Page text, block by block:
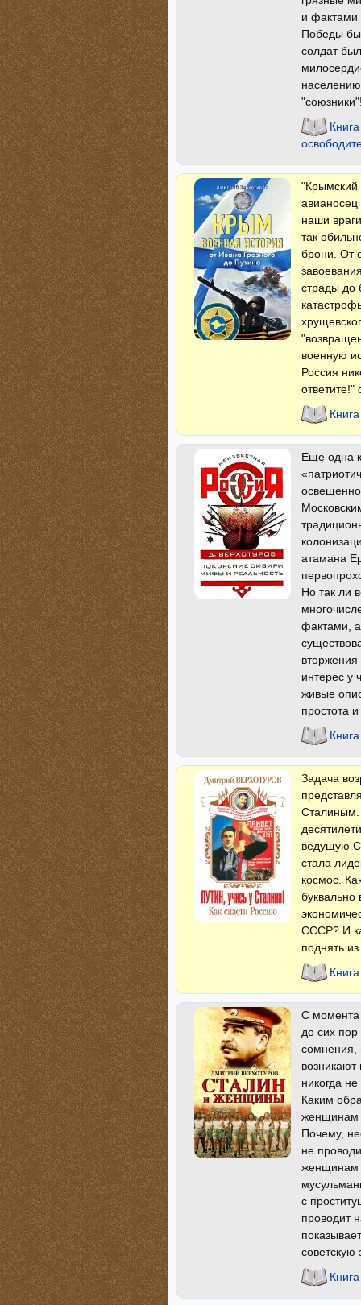
и фактами
Победы
солдат
авианосец
наши
так
брони. От
страды до
военную
Россия
ответите!"
Еще одна
атамана
Но так ли
фактами,
интерес у
живые
простота
Задача
Сталиным.
ведущую
стала
космос.
СССР? И
поднять
С момента
до сих пор
сомнения,
никогда
Каким
женщинам
Почему,
не
женщинам
с
проводит
советскую